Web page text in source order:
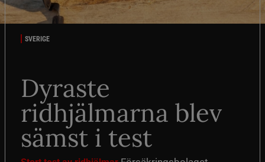
SVERIGE
Dyraste
ridhjälmarna blev
sämst i test